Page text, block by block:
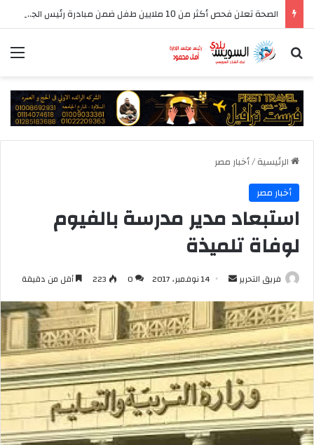
الصحة تعلن فحص أكثر من 10 ملايين طفل ضمن مبادرة رئيس الجمهورية للكشف المبكر وعلاج فقدان السمع لدى حديثي الولادة
بحث عن
الرئيسية/أخبار مصر
أخبار مصر
استبعاد مدير مدرسة بالفيوم
لوفاة تلميذة
فريق التحرير
أرسل
إلكترونيا
14 نوفمبر، 2017 0
223 أقل من دقيقة